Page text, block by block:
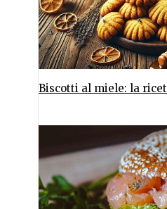
Biscotti al miele: la